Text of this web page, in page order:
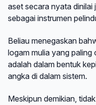
aset secara nyata dinilai
sebagai instrumen
Beliau menegaskan
logam mulia yang paling
adalah dalam bentuk
angka di dalam sistem.
Meskipun demikian,